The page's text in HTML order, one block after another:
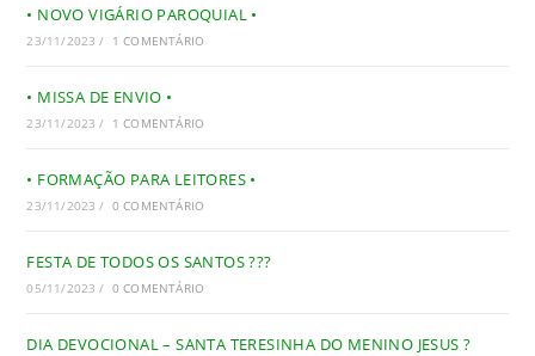
• NOVO VIGÁRIO PAROQUIAL •
23/11/2023 / 1 COMENTÁRIO
• MISSA DE ENVIO •
23/11/2023 / 1 COMENTÁRIO
• FORMAÇÃO PARA LEITORES •
23/11/2023 / 0 COMENTÁRIO
FESTA DE TODOS OS SANTOS ???
05/11/2023 / 0 COMENTÁRIO
DIA DEVOCIONAL – SANTA TERESINHA DO MENINO JESUS ?